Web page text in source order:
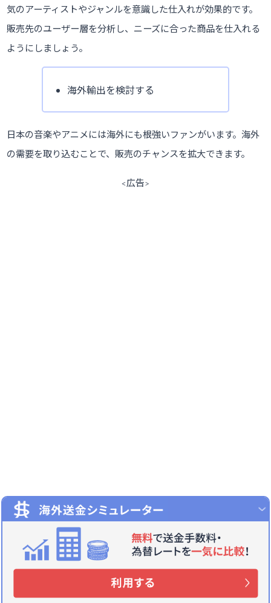
気のアーティストやジャンルを意識した仕入れが効果的です。
販売先のユーザー層を分析し、ニーズに合った商品を仕入れる
ようにしましょう。
海外輸出を検討する
日本の音楽やアニメには海外にも根強いファンがいます。海外
の需要を取り込むことで、販売のチャンスを拡大できます。
<広告>
せどりのおすすめ商品・ジャンルの選び
方